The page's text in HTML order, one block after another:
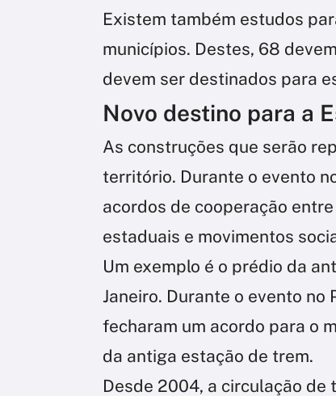
Existem também estudos
municípios. Destes, 68
devem ser destinados para
Novo destino para a
As construções que serão
território. Durante o evento
acordos de cooperação
estaduais e movimentos
Um exemplo é o prédio da
Janeiro. Durante o evento no
fecharam um acordo para o
da antiga estação de trem.
Desde 2004, a circulação